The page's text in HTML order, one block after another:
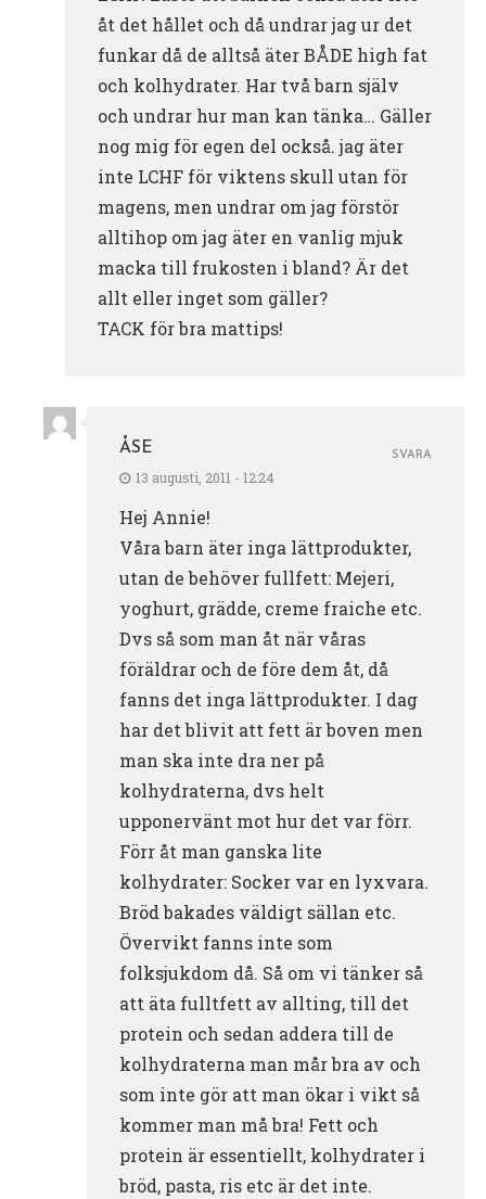
åt det hållet och då undrar jag ur det
funkar då de alltså äter BÅDE high fat
och kolhydrater. Har två barn själv
och undrar hur man kan tänka… Gäller
nog mig för egen del också. jag äter
inte LCHF för viktens skull utan för
magens, men undrar om jag förstör
alltihop om jag äter en vanlig mjuk
macka till frukosten i bland? Är det
allt eller inget som gäller?
TACK för bra mattips!
ÅSE
13 augusti, 2011 - 12:24
Hej Annie!
Våra barn äter inga lättprodukter,
utan de behöver fullfett: Mejeri,
yoghurt, grädde, creme fraiche etc.
Dvs så som man åt när våras
föräldrar och de före dem åt, då
fanns det inga lättprodukter. I dag
har det blivit att fett är boven men
man ska inte dra ner på
kolhydraterna, dvs helt
upponervänt mot hur det var förr.
Förr åt man ganska lite
kolhydrater: Socker var en lyxvara.
Bröd bakades väldigt sällan etc.
Övervikt fanns inte som
folksjukdom då. Så om vi tänker så
att äta fulltfett av allting, till det
protein och sedan addera till de
kolhydraterna man mår bra av och
som inte gör att man ökar i vikt så
kommer man må bra! Fett och
protein är essentiellt, kolhydrater i
bröd, pasta, ris etc är det inte.
SVARA